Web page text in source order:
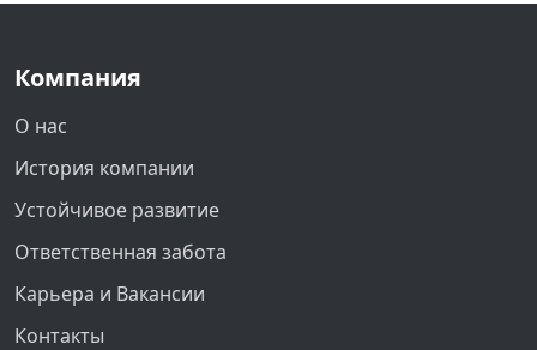
Компания
О нас
История компании
Устойчивое развитие
Ответственная забота
Карьера и Вакансии
Контакты